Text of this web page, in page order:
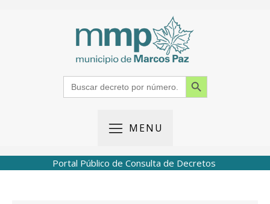
Search
for:
Search Button
MENU
Portal Público de Consulta de Decretos